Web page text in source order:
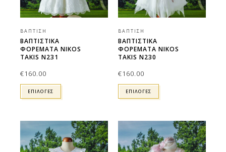
ΒΆΠΤΙΣΗ
ΒΑΠΤΙΣΤΙΚΑ
ΦΟΡΕΜΑΤΑ NIKOS
TAKIS N231
€160.00
ΕΠΙΛΟΓΕΣ
ΒΆΠΤΙΣΗ
ΒΑΠΤΙΣΤΙΚΑ
ΦΟΡΕΜΑΤΑ NIKOS
TAKIS N230
€160.00
ΕΠΙΛΟΓΕΣ